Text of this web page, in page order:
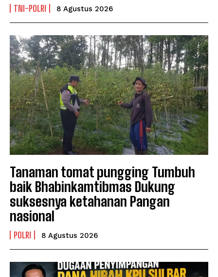
TNI-POLRI 8 Agustus 2026
Tanaman tomat pungging Tumbuh
baik Bhabinkamtibmas Dukung
suksesnya ketahanan Pangan
nasional
POLRI 8 Agustus 2026